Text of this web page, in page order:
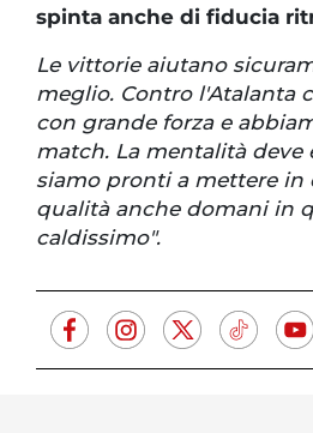
spinta anche di fiducia
Le vittorie aiutano
meglio. Contro l'Atalanta
con grande forza e
match. La mentalità deve
siamo pronti a mettere in
qualità anche domani in
caldissimo".